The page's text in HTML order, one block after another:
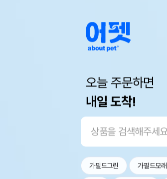
오늘 주문하면
내일 도착!
가필드그린 가필드모래